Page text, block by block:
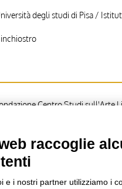
degli studi di Pisa /
Centro Studi sull'Arte
di Berlinghiero, Iniziale M,
raccoglie
e i nostri partner utilizziamo i